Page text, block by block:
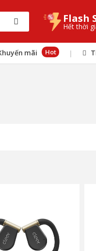
Flash
Hết thời
mãi Hot |